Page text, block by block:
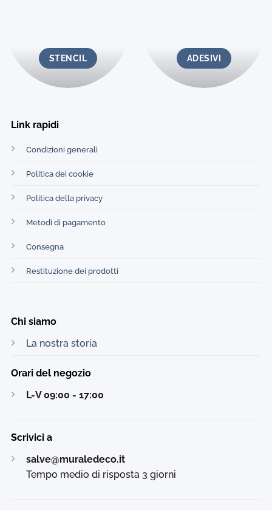
STENCIL ADESIVI
Link rapidi
Condizioni generali
Politica dei cookie
Politica della privacy
Metodi di pagamento
Consegna
Restituzione dei prodotti
Chi siamo
La nostra storia
Orari del negozio
L-V 09:00 - 17:00
Scrivici a
salve@muraledeco.it
Tempo medio di risposta 3 giorni